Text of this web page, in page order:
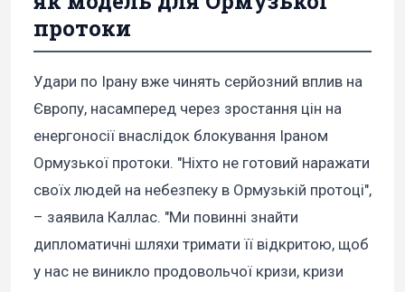
протоки
Удари по Ірану вже чинять серйозний вплив на
Європу, насамперед через зростання цін на
енергоносії внаслідок блокування Іраном
Ормузької протоки. "Ніхто не готовий наражати
своїх людей на небезпеку в Ормузькій протоці",
– заявила Каллас. "Ми повинні знайти
дипломатичні шляхи тримати її відкритою, щоб
у нас не виникло продовольчої кризи, кризи